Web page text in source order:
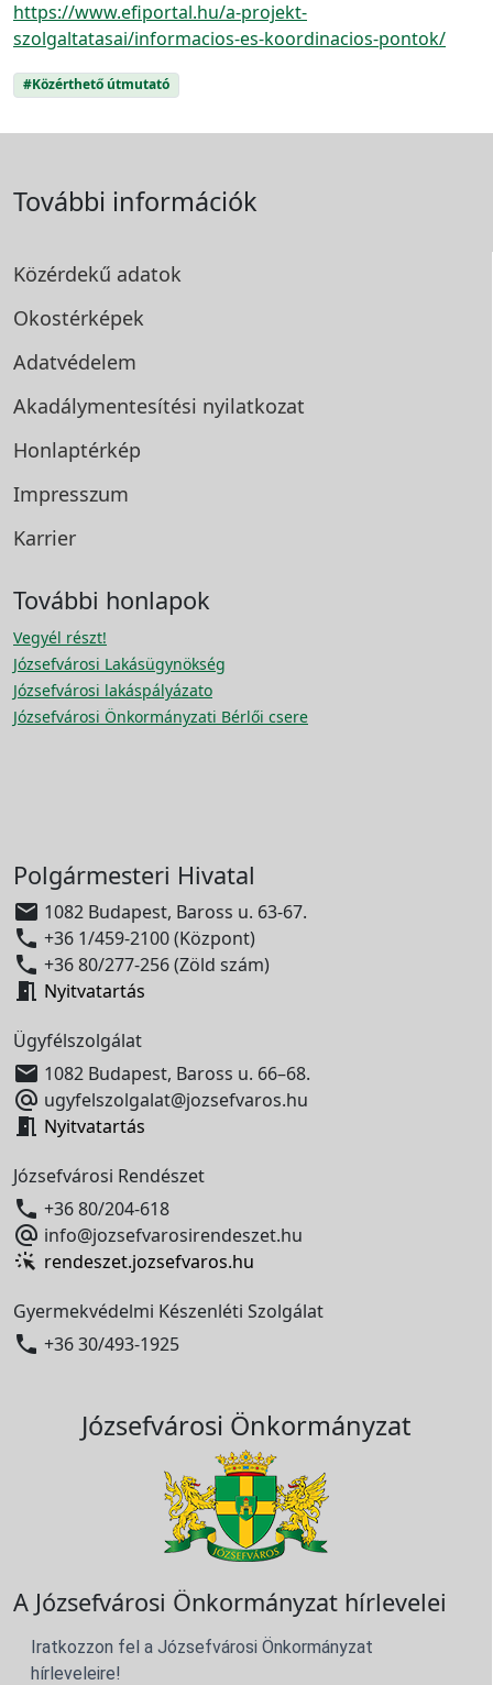
https://www.efiportal.hu/a-projekt-
szolgaltatasai/informacios-es-koordinacios-pontok/
#Közérthető útmutató
További információk
Közérdekű adatok
Okostérképek
Adatvédelem
Akadálymentesítési nyilatkozat
Honlaptérkép
Impresszum
Karrier
További honlapok
Vegyél részt!
Józsefvárosi Lakásügynökség
Józsefvárosi lakáspályázato
Józsefvárosi Önkormányzati Bérlői csere
Polgármesteri Hivatal
 1082 Budapest, Baross u. 63-67.
 +36 1/459-2100 (Központ)
 +36 80/277-256 (Zöld szám)
 Nyitvatartás
Ügyfélszolgálat
 1082 Budapest, Baross u. 66–68.
 ugyfelszolgalat@jozsefvaros.hu
 Nyitvatartás
Józsefvárosi Rendészet
 +36 80/204-618
 info@jozsefvarosirendeszet.hu
rendeszet.jozsefvaros.hu
Gyermekvédelmi Készenléti Szolgálat
 +36 30/493-1925
Józsefvárosi Önkormányzat
A Józsefvárosi Önkormányzat hírlevelei
Iratkozzon fel a Józsefvárosi Önkormányzat
hírleveleire!